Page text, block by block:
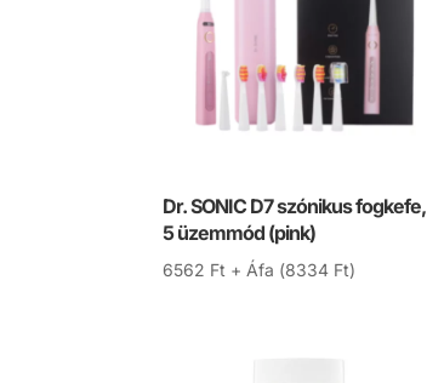
Dr. SONIC D7 szónikus fogkefe,
5 üzemmód (pink)
6562 Ft + Áfa (8334 Ft)